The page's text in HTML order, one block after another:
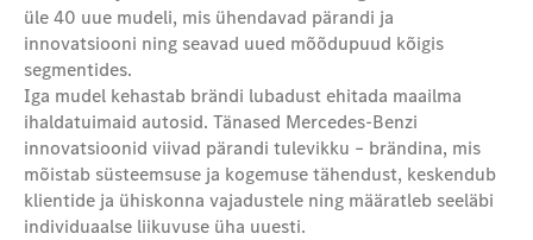
üle 40 uue mudeli, mis ühendavad pärandi ja
innovatsiooni ning seavad uued mõõdupuud kõigis
segmentides.
Iga mudel kehastab brändi lubadust ehitada maailma
ihaldatuimaid autosid. Tänased Mercedes-Benzi
innovatsioonid viivad pärandi tulevikku – brändina, mis
mõistab süsteemsuse ja kogemuse tähendust, keskendub
klientide ja ühiskonna vajadustele ning määratleb seeläbi
individuaalse liikuvuse üha uuesti.